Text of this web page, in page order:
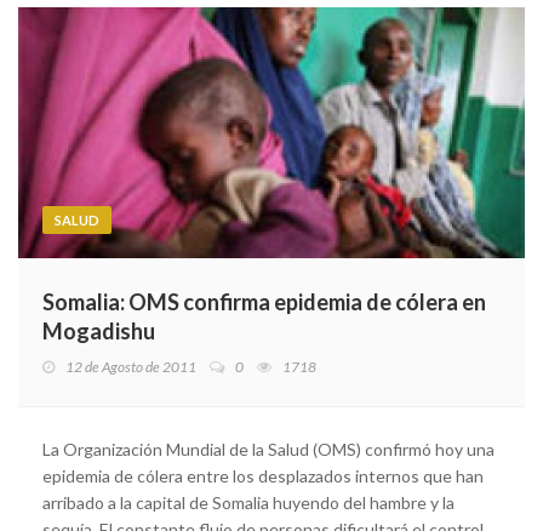
SALUD
Somalia: OMS confirma epidemia de cólera en
Mogadishu
12 de Agosto de 2011 0 1718
La Organización Mundial de la Salud (OMS) confirmó hoy una
epidemia de cólera entre los desplazados internos que han
arribado a la capital de Somalia huyendo del hambre y la